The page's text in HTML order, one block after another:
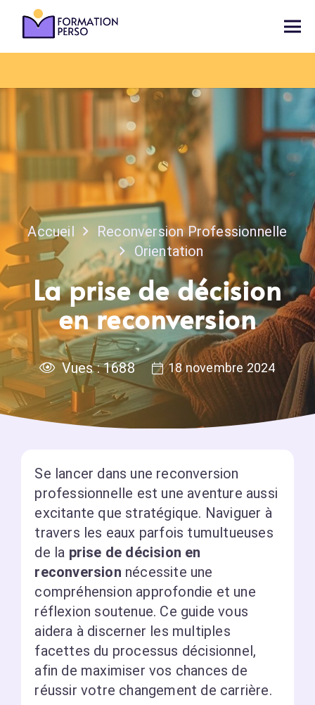
Accueil
Reconversion Professionnelle
Orientation
La prise de décision
en reconversion
Vues :1688 18 novembre 2024
Se lancer dans une reconversion
professionnelle est une aventure aussi
excitante que stratégique. Naviguer à
travers les eaux parfois tumultueuses
de la prise de décision en
reconversion nécessite une
compréhension approfondie et une
réflexion soutenue. Ce guide vous
aidera à discerner les multiples
facettes du processus décisionnel,
afin de maximiser vos chances de
réussir votre changement de carrière.